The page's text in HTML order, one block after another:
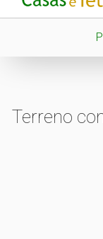
Terreno